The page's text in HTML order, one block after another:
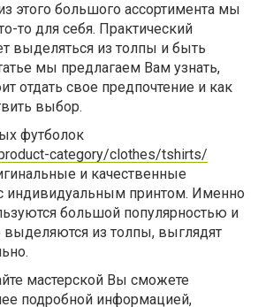
этого большого ассортимента мы
то для себя. Практический
выделяться из толпы и быть
мы предлагаем Вам узнать,
отдать свое предпочтение и как
выбор.
футболок
category/clothes/tshirts/
и качественные
индивидуальным принтом. Именно
большой популярностью и
выделяются из толпы, выглядят
мастерской Вы сможете
подробной информацией,